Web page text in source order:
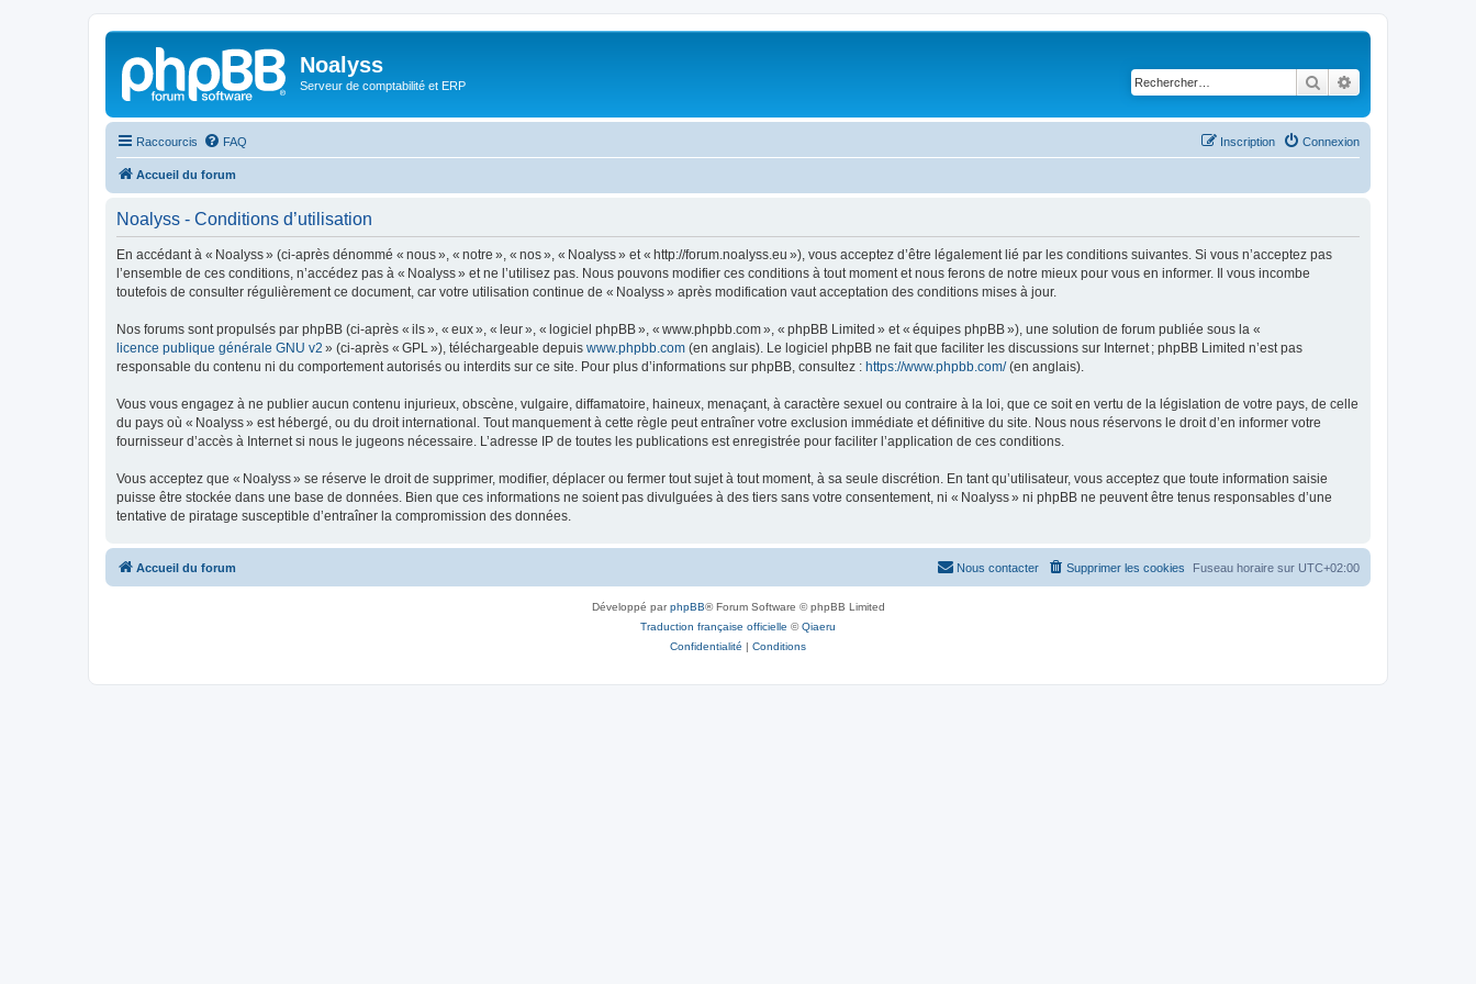
Noalyss
Serveur de comptabilité et ERP Rechercher
Raccourcis FAQ Connexion
Inscription
Accueil du forum
Noalyss - Conditions d’utilisation
En accédant à « Noalyss » (ci-après dénommé « nous », « notre », « nos », « Noalyss » et « http://forum.noalyss.eu »), vous acceptez d’être légalement lié par les conditions suivantes. Si vous n’acceptez pas
l’ensemble de ces conditions, n’accédez pas à « Noalyss » et ne l’utilisez pas. Nous pouvons modifier ces conditions à tout moment et nous ferons de notre mieux pour vous en informer. Il vous incombe
toutefois de consulter régulièrement ce document, car votre utilisation continue de « Noalyss » après modification vaut acceptation des conditions mises à jour.
Nos forums sont propulsés par phpBB (ci-après « ils », « eux », « leur », « logiciel phpBB », « www.phpbb.com », « phpBB Limited » et « équipes phpBB »), une solution de forum publiée sous la «
licence publique générale GNU v2 » (ci-après « GPL »), téléchargeable depuis www.phpbb.com (en anglais). Le logiciel phpBB ne fait que faciliter les discussions sur Internet ; phpBB Limited n’est pas
responsable du contenu ni du comportement autorisés ou interdits sur ce site. Pour plus d’informations sur phpBB, consultez : https://www.phpbb.com/(en anglais).
Vous vous engagez à ne publier aucun contenu injurieux, obscène, vulgaire, diffamatoire, haineux, menaçant, à caractère sexuel ou contraire à la loi, que ce soit en vertu de la législation de votre pays, de celle
du pays où « Noalyss » est hébergé, ou du droit international. Tout manquement à cette règle peut entraîner votre exclusion immédiate et définitive du site. Nous nous réservons le droit d’en informer votre
fournisseur d’accès à Internet si nous le jugeons nécessaire. L’adresse IP de toutes les publications est enregistrée pour faciliter l’application de ces conditions.
Vous acceptez que « Noalyss » se réserve le droit de supprimer, modifier, déplacer ou fermer tout sujet à tout moment, à sa seule discrétion. En tant qu’utilisateur, vous acceptez que toute information saisie
puisse être stockée dans une base de données. Bien que ces informations ne soient pas divulguées à des tiers sans votre consentement, ni « Noalyss » ni phpBB ne peuvent être tenus responsables d’une
tentative de piratage susceptible d’entraîner la compromission des données.
Accueil du forum Fuseau horaire sur UTC+02:00
Supprimer les cookies
Nous contacter
Développé parphpBB® Forum Software © phpBB Limited
Traduction française officielle ©Qiaeru
Confidentialité | Conditions